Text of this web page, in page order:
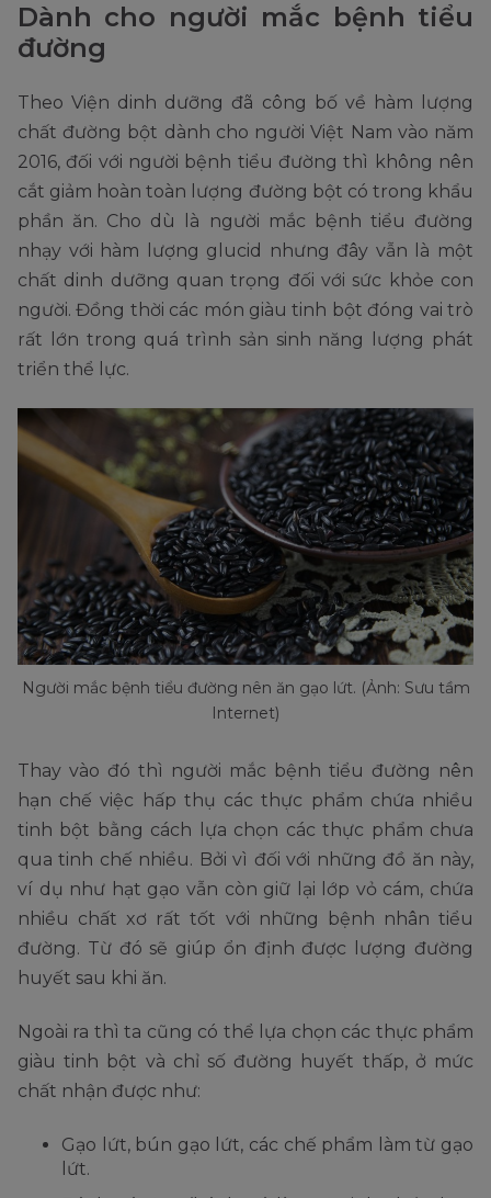
Dành cho người mắc bệnh tiểu
đường
Theo Viện dinh dưỡng đã công bố về hàm lượng
chất đường bột dành cho người Việt Nam vào năm
2016, đối với người bệnh tiểu đường thì không nên
cắt giảm hoàn toàn lượng đường bột có trong khẩu
phần ăn. Cho dù là người mắc bệnh tiểu đường
nhạy với hàm lượng glucid nhưng đây vẫn là một
chất dinh dưỡng quan trọng đối với sức khỏe con
người. Đồng thời các món giàu tinh bột đóng vai trò
rất lớn trong quá trình sản sinh năng lượng phát
triển thể lực.
Người mắc bệnh tiểu đường nên ăn gạo lứt. (Ảnh: Sưu tầm
Internet)
Thay vào đó thì người mắc bệnh tiểu đường nên
hạn chế việc hấp thụ các thực phẩm chứa nhiều
tinh bột bằng cách lựa chọn các thực phẩm chưa
qua tinh chế nhiều. Bởi vì đối với những đồ ăn này,
ví dụ như hạt gạo vẫn còn giữ lại lớp vỏ cám, chứa
nhiều chất xơ rất tốt với những bệnh nhân tiểu
đường. Từ đó sẽ giúp ổn định được lượng đường
huyết sau khi ăn.
Ngoài ra thì ta cũng có thể lựa chọn các thực phẩm
giàu tinh bột và chỉ số đường huyết thấp, ở mức
chất nhận được như:
Gạo lứt, bún gạo lứt, các chế phẩm làm từ gạo
lứt.